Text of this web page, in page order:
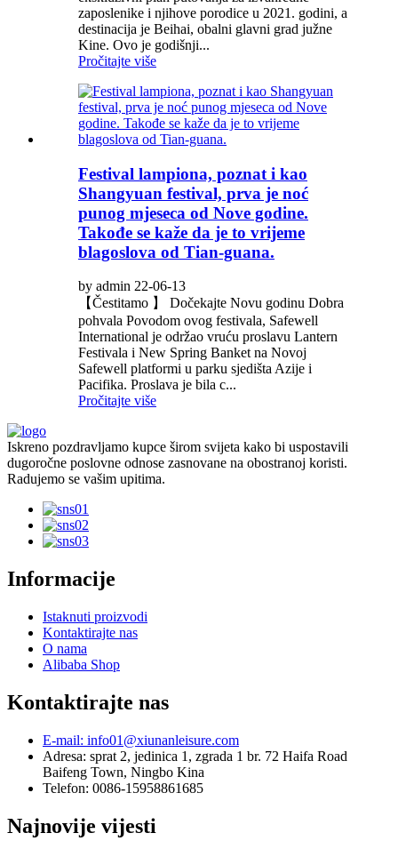
zaposlenike i njihove porodice u 2021. godini, a
destinacija je Beihai, obalni glavni grad južne
Kine. Ovo je godišnji...
Pročitajte više
Festival lampiona, poznat i kao
Shangyuan festival, prva je noć
punog mjeseca od Nove godine.
Takođe se kaže da je to vrijeme
blagoslova od Tian-guana.
by admin 22-06-13
【Čestitamo 】 Dočekajte Novu godinu Dobra
pohvala Povodom ovog festivala, Safewell
International je održao vruću proslavu Lantern
Festivala i New Spring Banket na Novoj
Safewell platformi u parku sjedišta Azije i
Pacifika. Proslava je bila c...
Pročitajte više
Iskreno pozdravljamo kupce širom svijeta kako bi uspostavili
dugoročne poslovne odnose zasnovane na obostranoj koristi.
Radujemo se vašim upitima.
Informacije
Istaknuti proizvodi
Kontaktirajte nas
O nama
Alibaba Shop
Kontaktirajte nas
E-mail: info01@xiunanleisure.com
Adresa: sprat 2, jedinica 1, zgrada 1 br. 72 Haifa Road
Baifeng Town, Ningbo Kina
Telefon: 0086-15958861685
Najnovije vijesti